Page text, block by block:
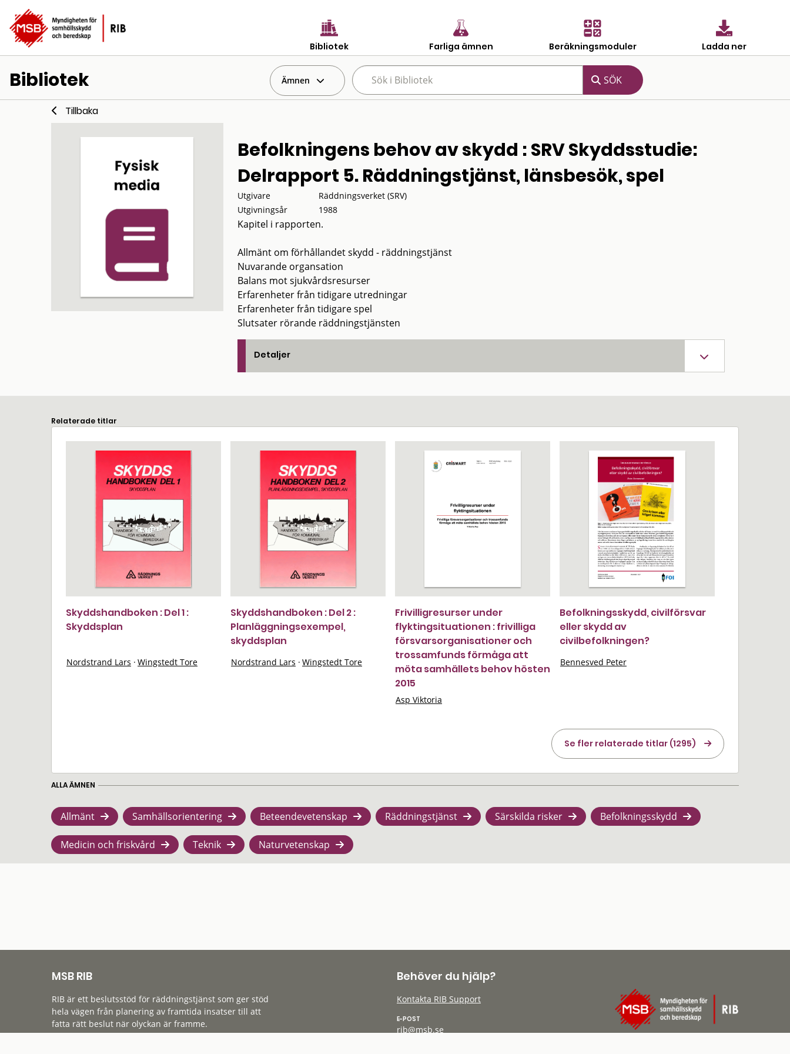
Bibliotek Farliga ämnen Beräkningsmoduler Ladda ner
Bibliotek Ämnen
Tillbaka
Befolkningens behov av skydd : SRV Skyddsstudie:
Delrapport 5. Räddningstjänst, länsbesök, spel
Utgivare
Räddningsverket (SRV)
Utgivningsår
1988
Kapitel i rapporten.
Allmänt om förhållandet skydd - räddningstjänst
Nuvarande organsation
Balans mot sjukvårdsresurser
Erfarenheter från tidigare utredningar
Erfarenheter från tidigare spel
Slutsater rörande räddningstjänsten
Detaljer
Relaterade titlar
Skyddshandboken : Del 1 :
Skyddsplan
Nordstrand Lars · Wingstedt Tore
Skyddshandboken : Del 2 :
Planläggningsexempel,
skyddsplan
Nordstrand Lars · Wingstedt Tore
Frivilligresurser under
flyktingsituationen : frivilliga
försvarsorganisationer och
trossamfunds förmåga att
möta samhällets behov hösten
2015
Asp Viktoria
Befolkningsskydd, civilförsvar
eller skydd av
civilbefolkningen?
Bennesved Peter
Se fler relaterade titlar (1295)
ALLA ÄMNEN
Allmänt Samhällsorientering Beteendevetenskap Räddningstjänst Särskilda risker Befolkningsskydd
Medicin och friskvård Teknik Naturvetenskap
MSB RIB
RIB är ett beslutsstöd för räddningstjänst som ger stöd
hela vägen från planering av framtida insatser till att
fatta rätt beslut när olyckan är framme.
Behöver du hjälp?
Kontakta RIB Support
E-POST
rib@msb.se